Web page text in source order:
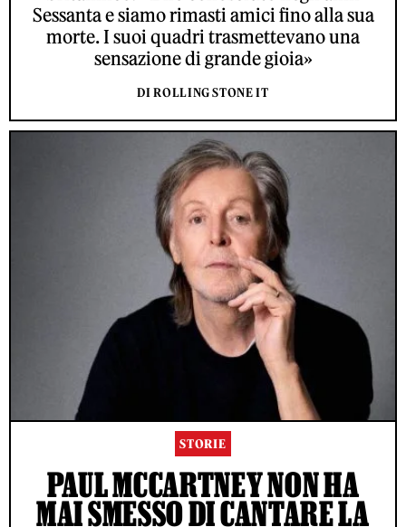
Sessanta e siamo rimasti amici fino alla sua
morte. I suoi quadri trasmettevano una
sensazione di grande gioia»
DI ROLLING STONE IT
STORIE
PAUL MCCARTNEY NON HA
MAI SMESSO DI CANTARE LA